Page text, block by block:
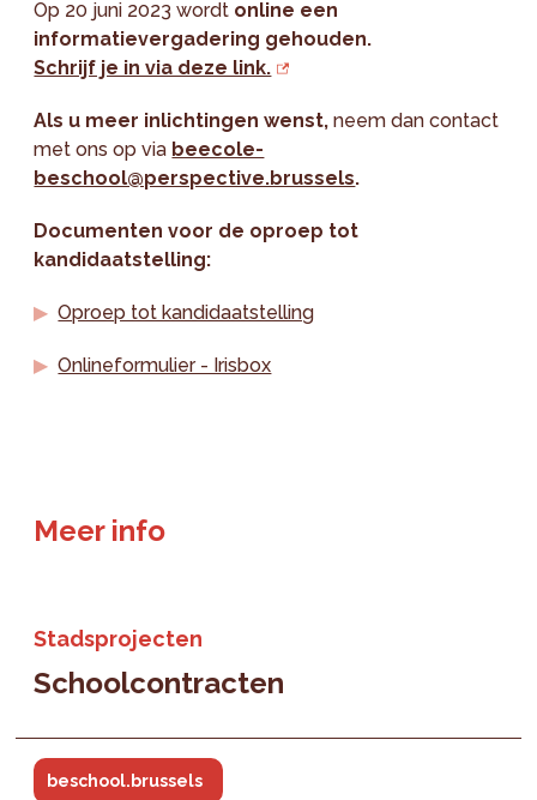
Op 20 juni 2023 wordt online een
informatievergadering gehouden.
Schrijf je in via deze link.
Als u meer inlichtingen wenst,neem dan contact
met ons op via beecole-
beschool@perspective.brussels.
Documenten voor de oproep tot
kandidaatstelling:
Oproep tot kandidaatstelling
Onlineformulier - Irisbox
Meer info
Stadsprojecten
Schoolcontracten
beschool.brussels